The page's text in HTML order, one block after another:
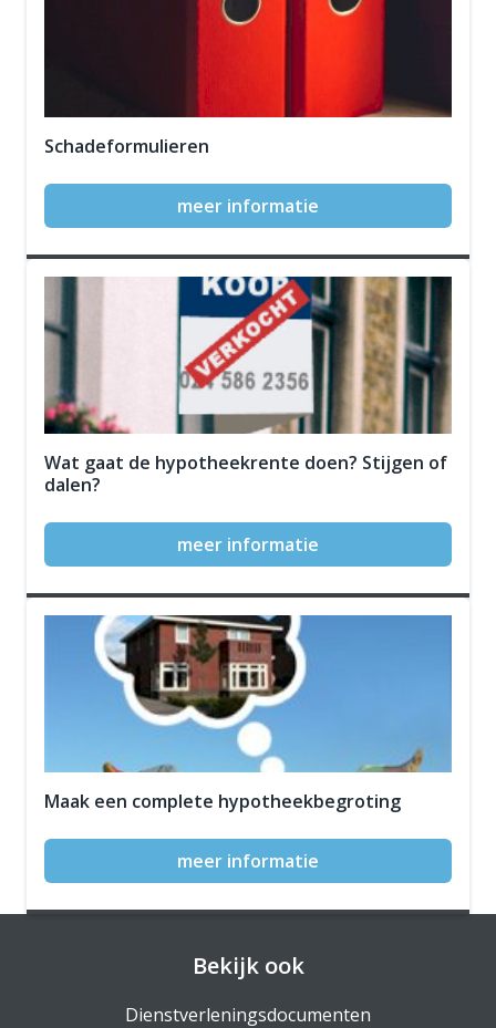
Schadeformulieren
meer informatie
Wat gaat de hypotheekrente doen? Stijgen of
dalen?
meer informatie
Maak een complete hypotheekbegroting
meer informatie
Bekijk ook
Dienstverleningsdocumenten